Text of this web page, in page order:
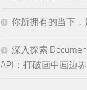
你所拥有的当下
深入探索
API：打破画中画边界